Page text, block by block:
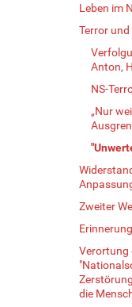
Leben im
Terror
Anton,
NS-
„Nur
Zweiter
Verortung
die